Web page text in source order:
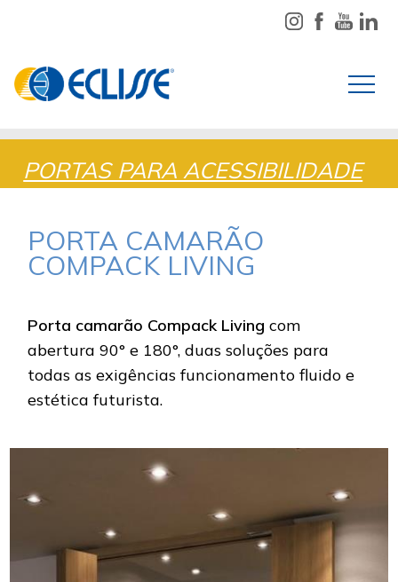
PORTAS PARA ACESSIBILIDADE
PORTA CAMARÃO
COMPACK LIVING
Porta camarão Compack Living com
abertura 90° e 180°, duas soluções para
todas as exigências funcionamento fluido e
estética futurista.